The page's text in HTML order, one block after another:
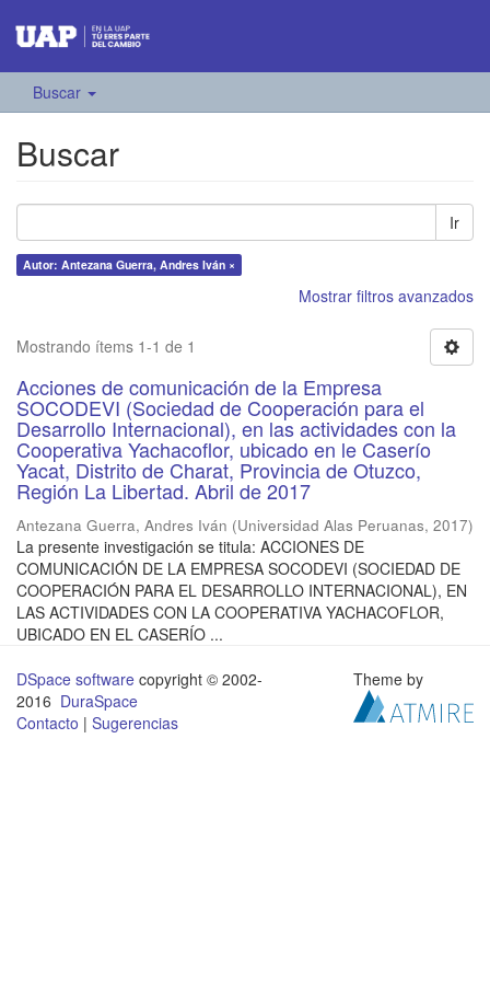
Buscar
Buscar
Ir
Autor: Antezana Guerra, Andres Iván ×
Mostrar filtros avanzados
Mostrando ítems 1-1 de 1
Acciones de comunicación de la Empresa
SOCODEVI (Sociedad de Cooperación para el
Desarrollo Internacional), en las actividades con la
Cooperativa Yachacoflor, ubicado en le Caserío
Yacat, Distrito de Charat, Provincia de Otuzco,
Región La Libertad. Abril de 2017
Antezana Guerra, Andres Iván (Universidad Alas Peruanas, 2017)
La presente investigación se titula: ACCIONES DE
COMUNICACIÓN DE LA EMPRESA SOCODEVI (SOCIEDAD DE
COOPERACIÓN PARA EL DESARROLLO INTERNACIONAL), EN
LAS ACTIVIDADES CON LA COOPERATIVA YACHACOFLOR,
UBICADO EN EL CASERÍO ...
DSpace software copyright © 2002-
2016 DuraSpace
Contacto | Sugerencias
Theme by